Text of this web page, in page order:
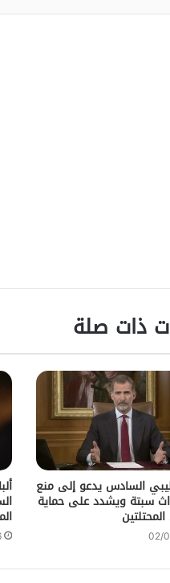
ذات صلة
السادس يدعو إلى منع
سبتة ويشدد على حماية
02/